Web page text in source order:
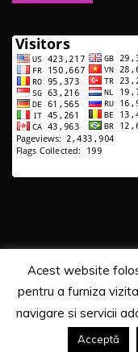
Proudly powered
Acest website
pentru a furniza
navigare si servicii
Acceptă